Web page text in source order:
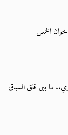
الخمس
ما بين قلق السباق